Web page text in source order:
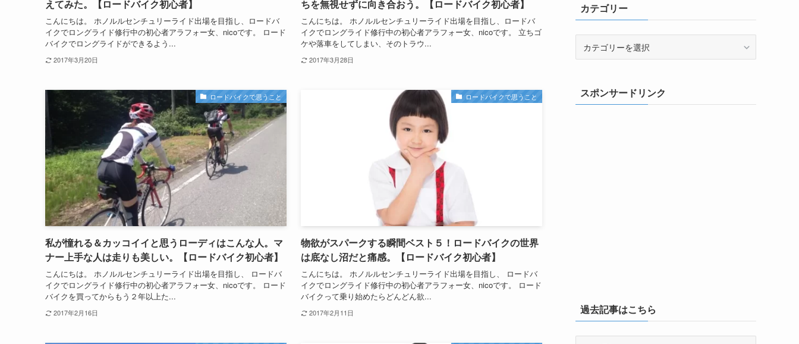
えてみた。【ロードバイク初心者】
こんにちは。 ホノルルセンチュリーライド出場を目指し、ロードバ
イクでロングライド修行中の初心者アラフォー女、nicoです。 ロード
バイクでロングライドができるよう...
2017年3月20日
ちを無視せずに向き合おう。【ロードバイク初心者】
こんにちは。 ホノルルセンチュリーライド出場を目指し、ロードバ
イクでロングライド修行中の初心者アラフォー女、nicoです。 立ちゴ
ケや落車をしてしまい、そのトラウ...
2017年3月28日
ロードバイクで思うこと
私が憧れる＆カッコイイと思うローディはこんな人。マ
ナー上手な人は走りも美しい。【ロードバイク初心者】
こんにちは。 ホノルルセンチュリーライド出場を目指し、 ロードバ
イクでロングライド修行中の初心者アラフォー女、nicoです。 ロード
バイクを買ってからもう２年以上た...
2017年2月16日
ロードバイクで思うこと
物欲がスパークする瞬間ベスト５！ロードバイクの世界
は底なし沼だと痛感。【ロードバイク初心者】
こんにちは。 ホノルルセンチュリーライド出場を目指し、 ロードバ
イクでロングライド修行中の初心者アラフォー女、nicoです。 ロード
バイクって乗り始めたらどんどん欲...
2017年2月11日
カテゴリー
ースポンサードリンク
過去記事はこちら